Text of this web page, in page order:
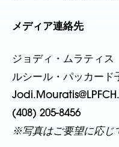
メディア連絡先
ジョディ・ムラティス
ルシール・パッカード
(408) 205-8456
※写真はご要望に応じ